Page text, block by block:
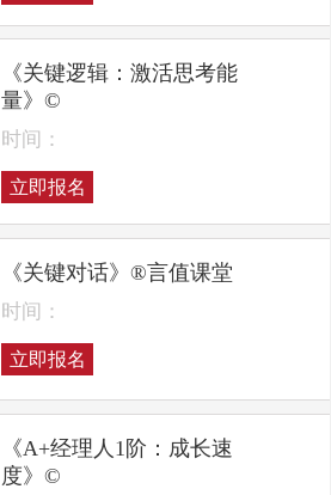
《关键逻辑：激活思考能
量》©
时间：
立即报名
《关键对话》®言值课堂
时间：
立即报名
《A+经理人1阶：成长速
度》©